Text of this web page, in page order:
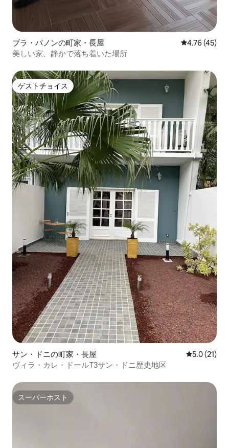
ブラ・パノンの町家・長屋 レビュー45
4.76 (45)
美しい家、静かで落ち着いた場所
ゲストチョイス
ゲストチョイス
サン・ドニの町家・長屋 レビュー21
5.0 (21)
ヴィラ・カレ・ドールT3サン・ドニ歴史地区
スーパーホスト
スーパーホスト